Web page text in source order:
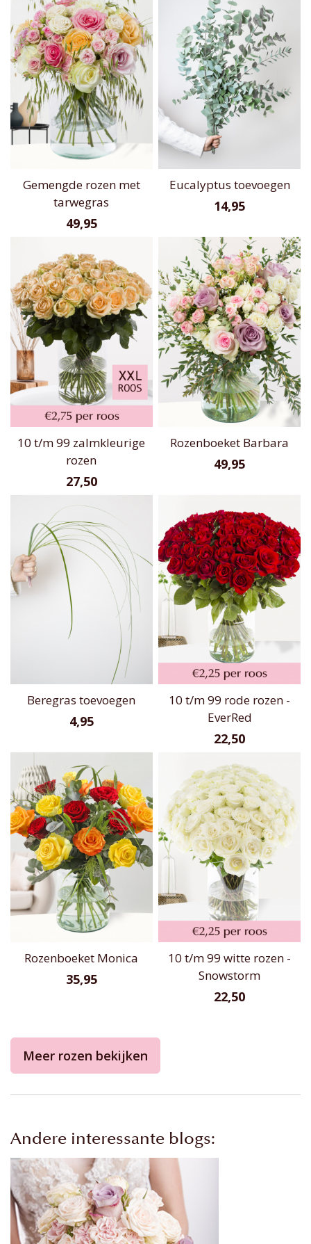
Gemengde rozen met
tarwegras
49,95
Eucalyptus toevoegen
14,95
10 t/m 99 zalmkleurige
rozen
27,50
Rozenboeket Barbara
49,95
Beregras toevoegen
4,95
10 t/m 99 rode rozen -
EverRed
22,50
Rozenboeket Monica
35,95
10 t/m 99 witte rozen -
Snowstorm
22,50
Meer rozen bekijken
Andere interessante blogs: